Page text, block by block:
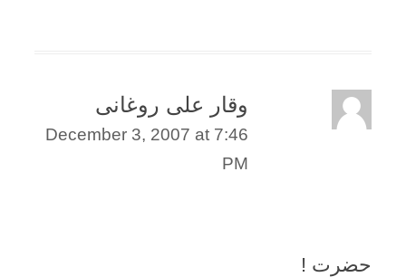
وقار علی روغانی
December 3, 2007 at 7:46
PM
حضرت !